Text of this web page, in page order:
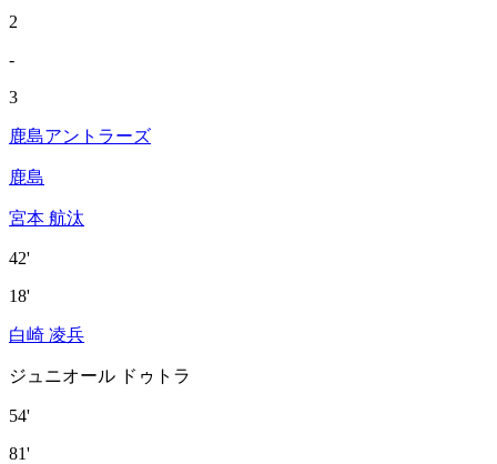
2
-
3
鹿島アントラーズ
鹿島
宮本 航汰
42'
18'
白崎 凌兵
ジュニオール ドゥトラ
54'
81'